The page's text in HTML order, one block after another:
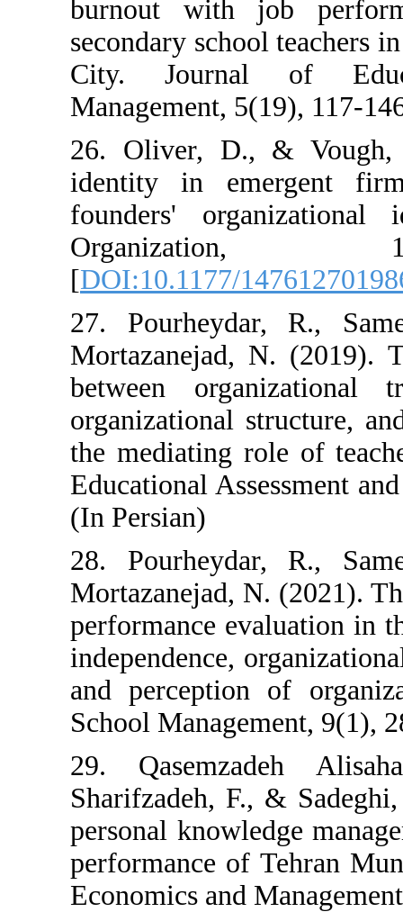
burnout with
secondary
City.
Management,
26. Oliver,
identity in
founders'
[DOI:10.1177/
27.
Mortazanejad,
between
organizational
the mediating
Educational
28.
Mortazanejad,
performance
independence,
and
School
29.
Sharifzadeh,
personal
performance of
Economics and